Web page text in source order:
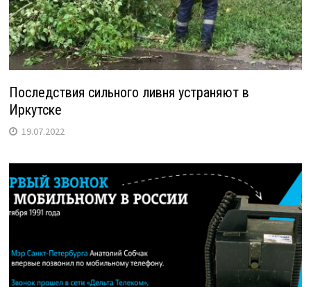
Последствия сильного ливня устраняют в
Иркутске
19.07.2022